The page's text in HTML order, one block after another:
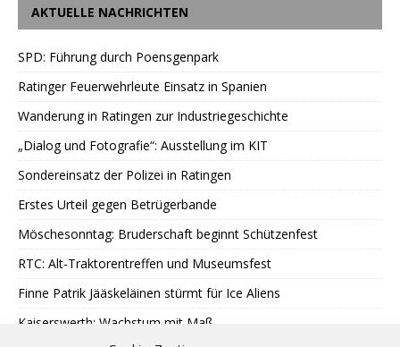
AKTUELLE NACHRICHTEN
SPD: Führung durch Poensgenpark
Ratinger Feuerwehrleute Einsatz in Spanien
Wanderung in Ratingen zur Industriegeschichte
„Dialog und Fotografie“: Ausstellung im KIT
Sondereinsatz der Polizei in Ratingen
Erstes Urteil gegen Betrügerbande
Möschesonntag: Bruderschaft beginnt Schützenfest
RTC: Alt-Traktorentreffen und Museumsfest
Finne Patrik Jääskeläinen stürmt für Ice Aliens
Kaiserswerth: Wachstum mit Maß